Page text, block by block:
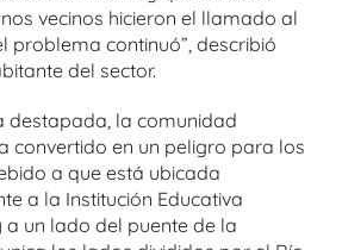
vecinos hicieron el llamado al
problema continuó”, describió
del sector.
destapada, la comunidad
convertido en un peligro para los
a que está ubicada
a la Institución Educativa
a un lado del puente de la